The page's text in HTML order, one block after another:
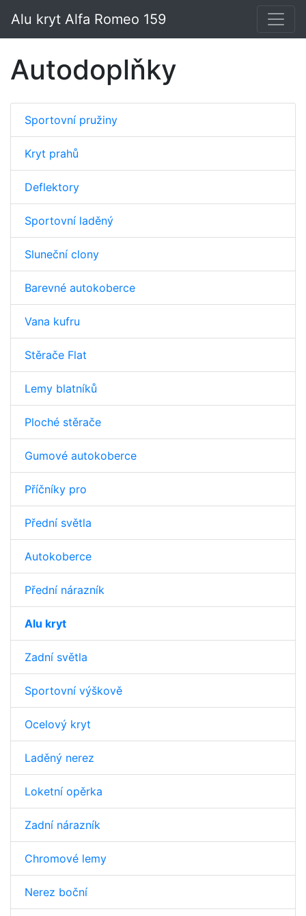
Alu kryt Alfa Romeo 159
Autodoplňky
Sportovní pružiny
Kryt prahů
Deflektory
Sportovní laděný
Sluneční clony
Barevné autokoberce
Vana kufru
Stěrače Flat
Lemy blatníků
Ploché stěrače
Gumové autokoberce
Příčníky pro
Přední světla
Autokoberce
Přední nárazník
Alu kryt
Zadní světla
Sportovní výškově
Ocelový kryt
Laděný nerez
Loketní opěrka
Zadní nárazník
Chromové lemy
Nerez boční